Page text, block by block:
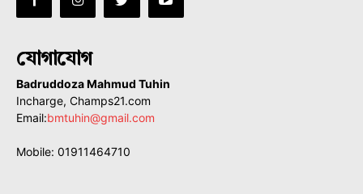
যোগাযোগ
Badruddoza Mahmud Tuhin
Incharge, Champs21.com
Email:bmtuhin@gmail.com
Mobile: 01911464710